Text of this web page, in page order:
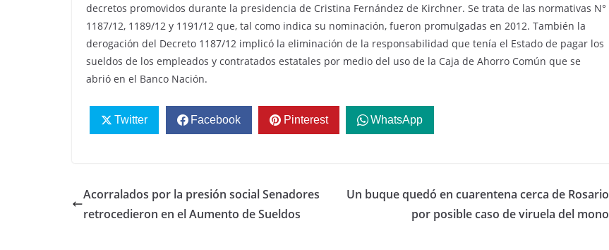
decretos promovidos durante la presidencia de Cristina Fernández de Kirchner. Se trata de las normativas N°
1187/12, 1189/12 y 1191/12 que, tal como indica su nominación, fueron promulgadas en 2012. También la
derogación del Decreto 1187/12 implicó la eliminación de la responsabilidad que tenía el Estado de pagar los
sueldos de los empleados y contratados estatales por medio del uso de la Caja de Ahorro Común que se
abrió en el Banco Nación.
Twitter Facebook Pinterest WhatsApp
Acorralados por la presión social Senadores
retrocedieron en el Aumento de Sueldos
Un buque quedó en cuarentena cerca de Rosario
por posible caso de viruela del mono